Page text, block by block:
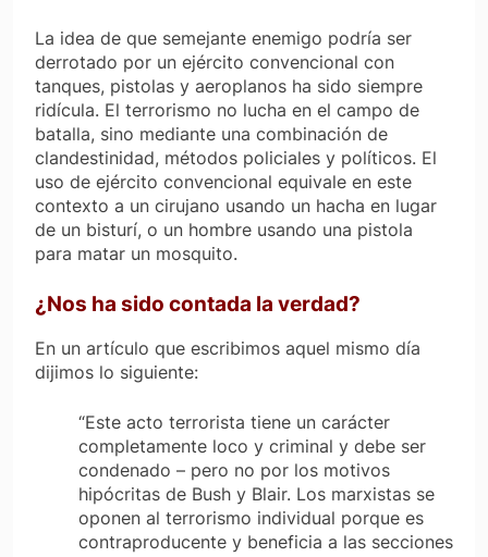
La idea de que semejante enemigo podría ser
derrotado por un ejército convencional con
tanques, pistolas y aeroplanos ha sido siempre
ridícula. El terrorismo no lucha en el campo de
batalla, sino mediante una combinación de
clandestinidad, métodos policiales y políticos. El
uso de ejército convencional equivale en este
contexto a un cirujano usando un hacha en lugar
de un bisturí, o un hombre usando una pistola
para matar un mosquito.
¿Nos ha sido contada la verdad?
En un artículo que escribimos aquel mismo día
dijimos lo siguiente:
“Este acto terrorista tiene un carácter
completamente loco y criminal y debe ser
condenado – pero no por los motivos
hipócritas de Bush y Blair. Los marxistas se
oponen al terrorismo individual porque es
contraproducente y beneficia a las secciones